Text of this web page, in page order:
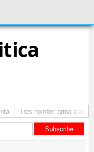
Tres homber arma a
Subscribe